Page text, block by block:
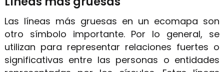
Las líneas más gruesas en un ecomapa son
otro símbolo importante. Por lo general, se
utilizan para representar relaciones fuertes o
significativas entre las personas o entidades